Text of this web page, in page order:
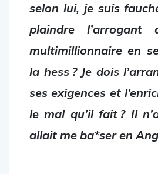
selon lui, je suis
plaindre
multimillionnaire en
la hess ? Je dois
ses exigences et
le mal qu’il fait ? Il
allait me ba*ser en